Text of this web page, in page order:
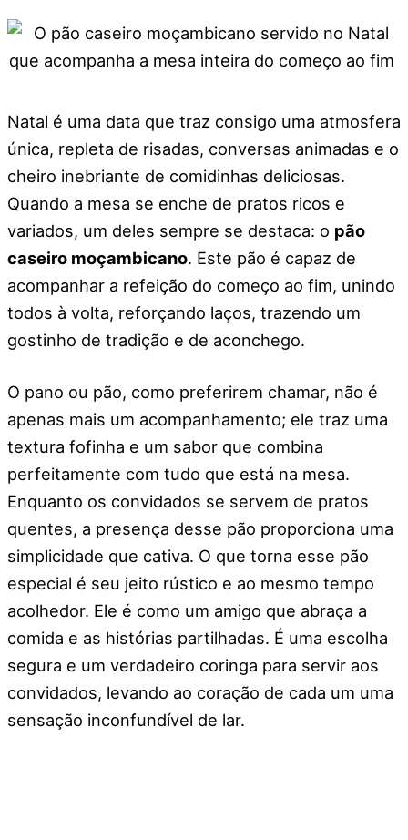
Natal é uma data que traz consigo uma atmosfera
única, repleta de risadas, conversas animadas e o
cheiro inebriante de comidinhas deliciosas.
Quando a mesa se enche de pratos ricos e
variados, um deles sempre se destaca: o pão
caseiro moçambicano. Este pão é capaz de
acompanhar a refeição do começo ao fim, unindo
todos à volta, reforçando laços, trazendo um
gostinho de tradição e de aconchego.
O pano ou pão, como preferirem chamar, não é
apenas mais um acompanhamento; ele traz uma
textura fofinha e um sabor que combina
perfeitamente com tudo que está na mesa.
Enquanto os convidados se servem de pratos
quentes, a presença desse pão proporciona uma
simplicidade que cativa. O que torna esse pão
especial é seu jeito rústico e ao mesmo tempo
acolhedor. Ele é como um amigo que abraça a
comida e as histórias partilhadas. É uma escolha
segura e um verdadeiro coringa para servir aos
convidados, levando ao coração de cada um uma
sensação inconfundível de lar.